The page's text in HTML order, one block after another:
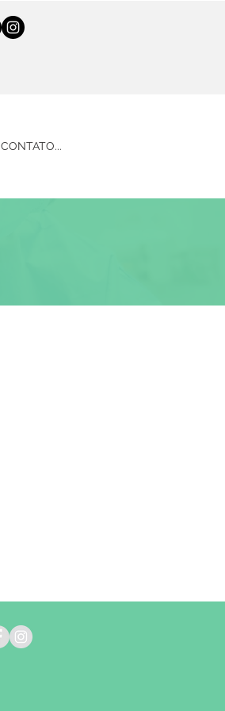
CONTATO...